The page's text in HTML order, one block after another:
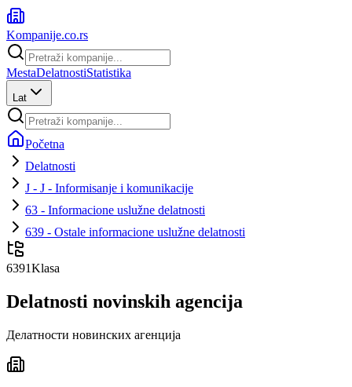
Kompanije.co.rs
MestaDelatnostiStatistika
Lat
Početna
Delatnosti
J - J - Informisanje i komunikacije
63 - Informacione uslužne delatnosti
639 - Ostale informacione uslužne delatnosti
6391Klasa
Delatnosti novinskih agencija
Делатности новинских агенција